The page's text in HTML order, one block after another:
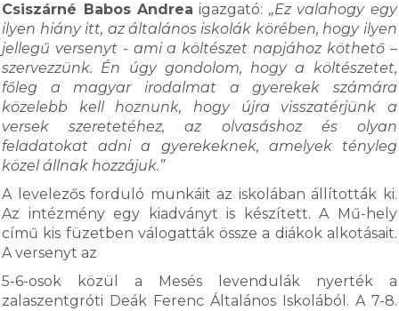
Csiszárné Babos Andrea igazgató: „Ez valahogy egy
ilyen hiány itt, az általános iskolák körében, hogy ilyen
jellegű versenyt - ami a költészet napjához köthető –
szervezzünk. Én úgy gondolom, hogy a költészetet,
főleg a magyar irodalmat a gyerekek számára
közelebb kell hoznunk, hogy újra visszatérjünk a
versek szeretetéhez, az olvasáshoz és olyan
feladatokat adni a gyerekeknek, amelyek tényleg
közel állnak hozzájuk.”
A levelezős forduló munkáit az iskolában állították ki.
Az intézmény egy kiadványt is készített. A Mű-hely
című kis füzetben válogatták össze a diákok alkotásait.
A versenyt az
5-6-osok közül a Mesés levendulák nyerték a
zalaszentgróti Deák Ferenc Általános Iskolából. A 7-8.